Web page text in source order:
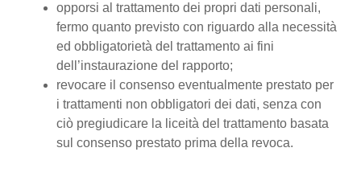
opporsi al trattamento dei propri dati personali,
fermo quanto previsto con riguardo alla necessità
ed obbligatorietà del trattamento ai fini
dell’instaurazione del rapporto;
revocare il consenso eventualmente prestato per
i trattamenti non obbligatori dei dati, senza con
ciò pregiudicare la liceità del trattamento basata
sul consenso prestato prima della revoca.